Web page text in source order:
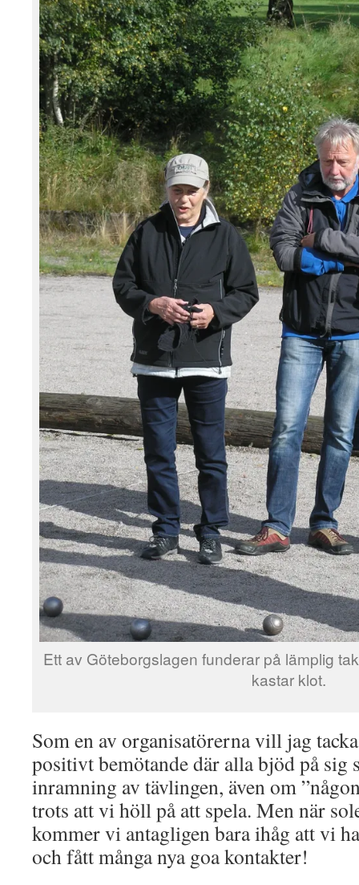
Ett av Göteborgslagen funderar på lämplig
kastar klot.
Som en av organisatörerna vill jag
positivt bemötande där alla bjöd på sig
inramning av tävlingen, även om
trots att vi höll på att spela. Men när
kommer vi antagligen bara ihåg att vi
och fått många nya goa kontakter!